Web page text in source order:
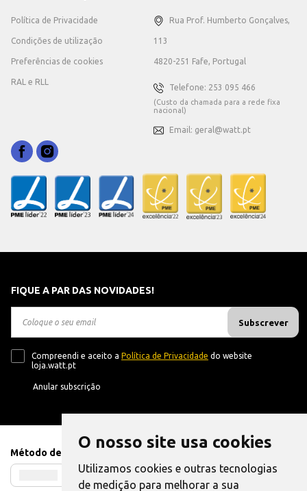
O nosso site usa cookies
Utilizamos cookies e outras tecnologias
de medição para melhorar a sua
Política de Privacidade
Condições de utilização
Preferências de cookies
RAL e RLL
Rua Prof. Humberto Gonçalves,
113
4820-251 Fafe, Portugal
Telefone: 253 095 466
(Custo da chamada para a rede fixa
nacional)
Email: geral@watt.pt
FIQUE A PAR DAS NOVIDADES!
Subscrever
Compreendi e aceito a Política de Privacidade do website
loja.watt.pt
Anular subscrição
Método de Pagamento